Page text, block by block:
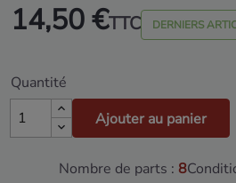
14,50 €TTC DERNIERS
Quantité
Ajouter au panier
Nombre de parts : 8